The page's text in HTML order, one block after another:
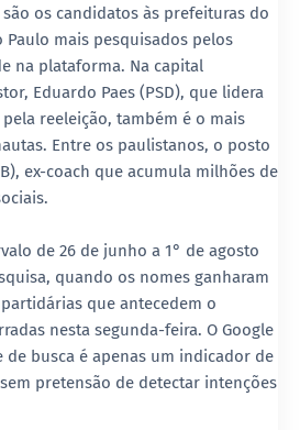
os candidatos às prefeituras do
Paulo mais pesquisados pelos
na plataforma. Na capital
Eduardo Paes (PSD), que lidera
reeleição, também é o mais
Entre os paulistanos, o posto
ex-coach que acumula milhões de
de 26 de junho a 1° de agosto
quando os nomes ganharam
que antecedem o
nesta segunda-feira. O Google
busca é apenas um indicador de
pretensão de detectar intenções